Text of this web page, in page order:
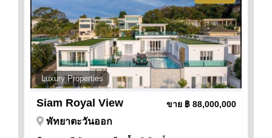
Luxury Properties
Siam Royal View ขาย ฿ 88,000,000
พัทยาตะวันออก